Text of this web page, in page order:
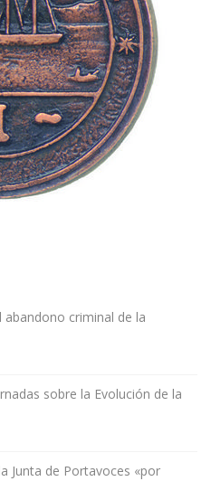
abandono criminal de la
sobre la Evolución de la
Junta de Portavoces «por